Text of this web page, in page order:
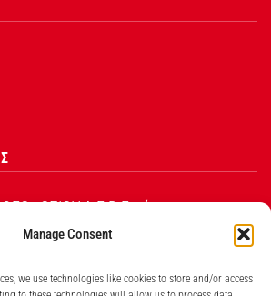
Manage Consent
we use technologies like cookies to store and/or access
Α.Ε.Β.Ε. είναι ο
από την Techtronic
τα προϊόντα που φέρουν το
στην Ελλάδα.